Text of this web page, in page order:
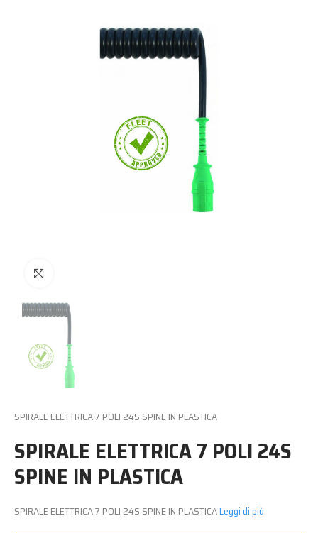
SPIRALE ELETTRICA 7 POLI 24S SPINE IN PLASTICA
SPIRALE ELETTRICA 7 POLI 24S
SPINE IN PLASTICA
SPIRALE ELETTRICA 7 POLI 24S SPINE IN PLASTICALeggi di più